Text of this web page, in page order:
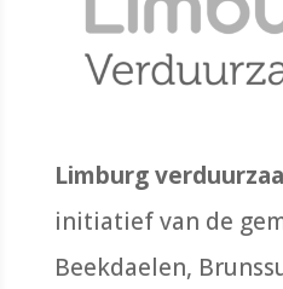
Limburg
initiatief van de
Beekdaelen,